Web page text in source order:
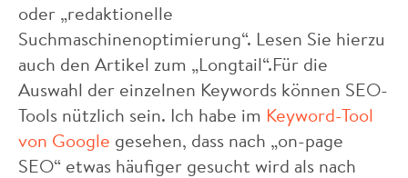
oder „redaktionelle
Suchmaschinenoptimierung“. Lesen Sie hierzu
auch den Artikel zum „Longtail“.Für die
Auswahl der einzelnen Keywords können SEO-
Tools nützlich sein. Ich habe im Keyword-Tool
von Google gesehen, dass nach „on-page
SEO“ etwas häufiger gesucht wird als nach